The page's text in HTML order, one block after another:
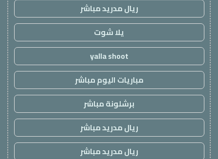
ريال مدريد مباشر
يلا شوت
yalla shoot
مباريات اليوم مباشر
برشلونة مباشر
ريال مدريد مباشر
ريال مدريد مباشر